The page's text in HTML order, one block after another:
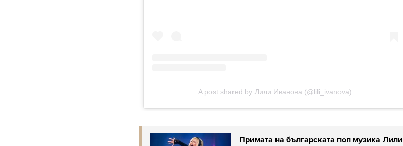
Примата на българската поп музика Лили